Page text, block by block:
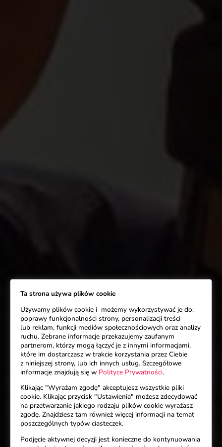
Ta strona używa plików cookie
Używamy plików cookie i możemy wykorzystywać je do:
poprawy funkcjonalności strony, personalizacji treści
lub reklam, funkcji mediów społecznościowych oraz analizy
ruchu. Zebrane informacje przekazujemy zaufanym
partnerom, którzy mogą łączyć je z innymi informacjami,
które im dostarczasz w trakcie korzystania przez Ciebie
z niniejszej strony, lub ich innych usług. Szczegółowe
informacje znajdują się w Polityce Prywatności.
Klikając "Wyrażam zgodę" akceptujesz wszystkie pliki
cookie. Klikając przycisk "Ustawienia" możesz zdecydować
na przetwarzanie jakiego rodzaju plików cookie wyrażasz
zgodę. Znajdziesz tam również więcej informacji na temat
poszczególnych typów ciasteczek.
Podjęcie aktywnej decyzji jest konieczne do kontynuowania